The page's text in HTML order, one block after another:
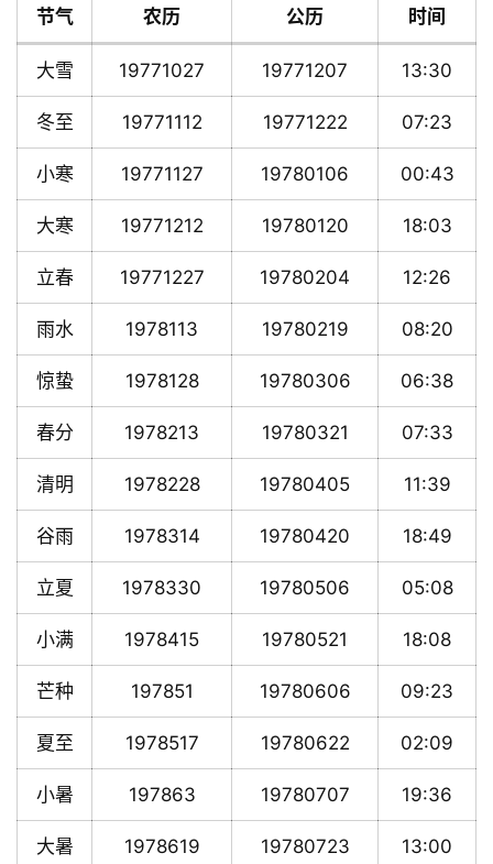
节气 农历 公历 时间
大雪 19771027 19771207 13:30
冬至 19771112 19771222 07:23
小寒 19771127 19780106 00:43
大寒 19771212 19780120 18:03
立春 19771227 19780204 12:26
雨水 1978113 19780219 08:20
惊蛰 1978128 19780306 06:38
春分 1978213 19780321 07:33
清明 1978228 19780405 11:39
谷雨 1978314 19780420 18:49
立夏 1978330 19780506 05:08
小满 1978415 19780521 18:08
芒种 197851 19780606 09:23
夏至 1978517 19780622 02:09
小暑 197863 19780707 19:36
大暑 1978619 19780723 13:00